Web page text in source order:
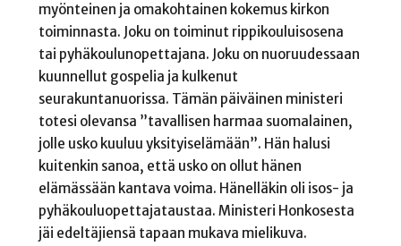
myönteinen ja omakohtainen kokemus kirkon
toiminnasta. Joku on toiminut rippikouluisosena
tai pyhäkoulunopettajana. Joku on nuoruudessaan
kuunnellut gospelia ja kulkenut
seurakuntanuorissa. Tämän päiväinen ministeri
totesi olevansa ”tavallisen harmaa suomalainen,
jolle usko kuuluu yksityiselämään”. Hän halusi
kuitenkin sanoa, että usko on ollut hänen
elämässään kantava voima. Hänelläkin oli isos- ja
pyhäkouluopettajataustaa. Ministeri Honkosesta
jäi edeltäjiensä tapaan mukava mielikuva.